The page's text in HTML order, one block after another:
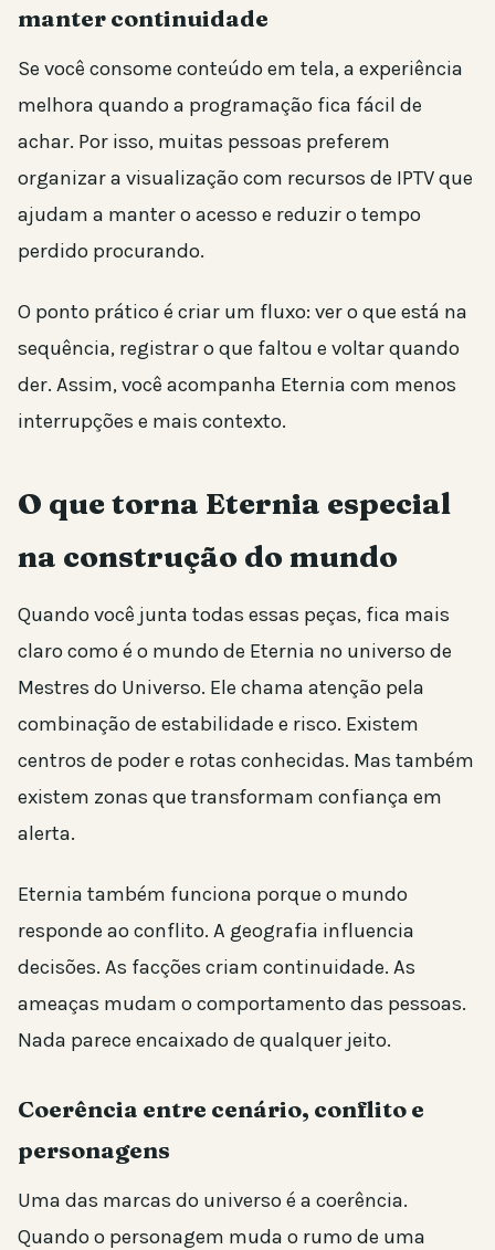
manter continuidade
Se você consome conteúdo em tela, a experiência
melhora quando a programação fica fácil de
achar. Por isso, muitas pessoas preferem
organizar a visualização com recursos de IPTV que
ajudam a manter o acesso e reduzir o tempo
perdido procurando.
O ponto prático é criar um fluxo: ver o que está na
sequência, registrar o que faltou e voltar quando
der. Assim, você acompanha Eternia com menos
interrupções e mais contexto.
O que torna Eternia especial
na construção do mundo
Quando você junta todas essas peças, fica mais
claro como é o mundo de Eternia no universo de
Mestres do Universo. Ele chama atenção pela
combinação de estabilidade e risco. Existem
centros de poder e rotas conhecidas. Mas também
existem zonas que transformam confiança em
alerta.
Eternia também funciona porque o mundo
responde ao conflito. A geografia influencia
decisões. As facções criam continuidade. As
ameaças mudam o comportamento das pessoas.
Nada parece encaixado de qualquer jeito.
Coerência entre cenário, conflito e
personagens
Uma das marcas do universo é a coerência.
Quando o personagem muda o rumo de uma